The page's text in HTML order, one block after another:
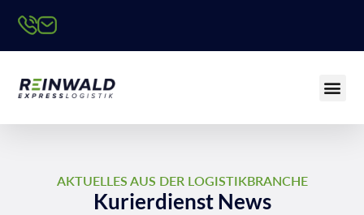
AKTUELLES AUS DER LOGISTIKBRANCHE
Kurierdienst News